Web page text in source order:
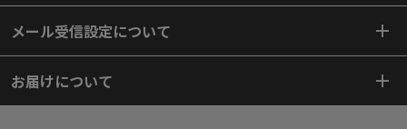
メール受信設定について
お届けについて